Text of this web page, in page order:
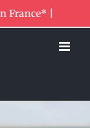
France* |